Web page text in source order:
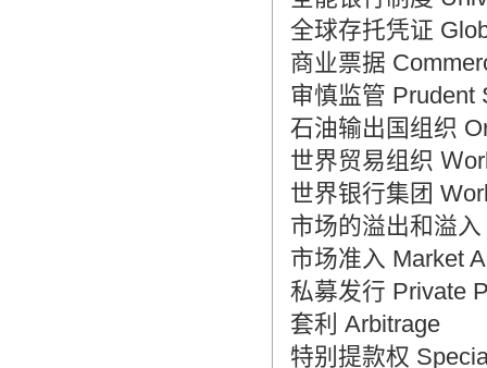
全球存托凭证
商业票据
审慎监管 Prudent
石油输出国组织
世界贸易组织 Ｗ
世界银行集团
市场的溢出和溢
市场准入 Market
私募发行 Private
套利 Arbitrage
特别提款权